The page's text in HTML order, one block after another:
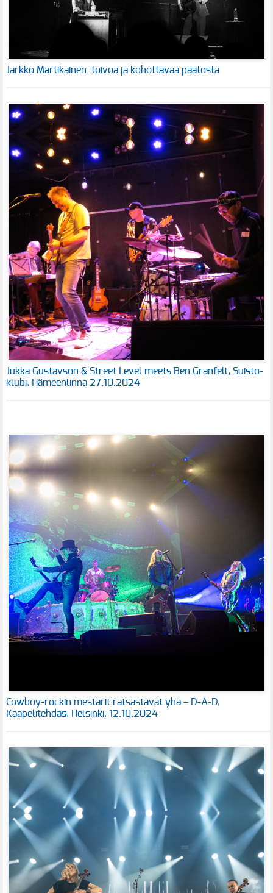
Jarkko Martikainen: toivoa ja kohottavaa paatosta
Jukka Gustavson & Street Level meets Ben Granfelt, Suisto-
klubi, Hämeenlinna 27.10.2024
Cowboy-rockin mestarit ratsastavat yhä – D-A-D,
Kaapelitehdas, Helsinki, 12.10.2024